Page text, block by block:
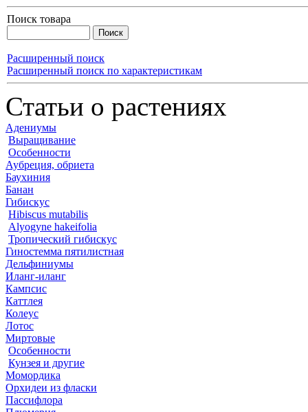
Поиск товара
Расширенный поиск
Расширенный поиск по характеристикам
Статьи о растениях
Адениумы
Выращивание
Особенности
Аубреция, обриета
Баухиния
Банан
Гибискус
Hibiscus mutabilis
Alyogyne hakeifolia
Тропический гибискус
Гиностемма пятилистная
Дельфиниумы
Иланг-иланг
Кампсис
Каттлея
Колеус
Лотос
Миртовые
Особенности
Кунзея и другие
Момордика
Орхидеи из фласки
Пассифлора